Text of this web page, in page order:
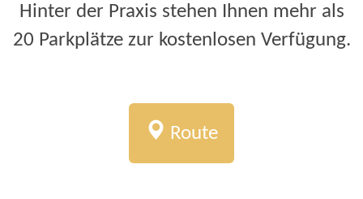
Hinter der Praxis stehen Ihnen mehr als
20 Parkplätze zur kostenlosen Verfügung.
Route